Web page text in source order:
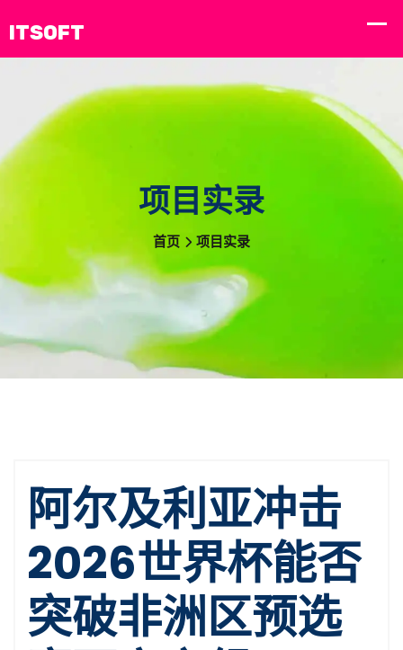
项目实录
首页 项目实录
阿尔及利亚冲击
2026世界杯能否
突破非洲区预选